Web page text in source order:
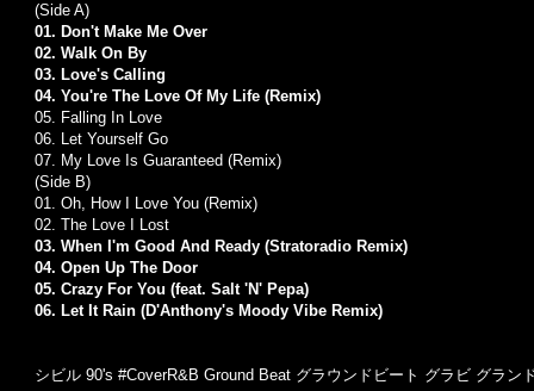
(Side A)
01. Don't Make Me Over
02. Walk On By
03. Love's Calling
04. You're The Love Of My Life (Remix)
05. Falling In Love
06. Let Yourself Go
07. My Love Is Guaranteed (Remix)
(Side B)
01. Oh, How I Love You (Remix)
02. The Love I Lost
03. When I'm Good And Ready (Stratoradio Remix)
04. Open Up The Door
05. Crazy For You (feat. Salt 'N' Pepa)
06. Let It Rain (D'Anthony's Moody Vibe Remix)
シビル 90's #CoverR&B Ground Beat グラウンドビート グラビ グラン